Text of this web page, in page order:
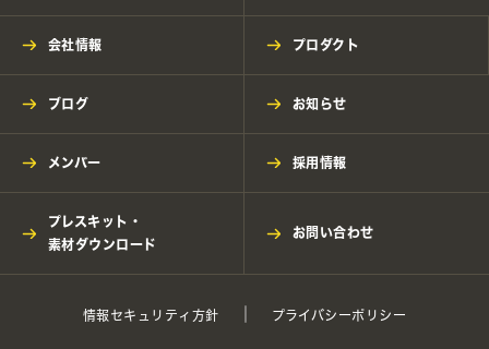
会社情報 プロダクト
ブログ お知らせ
メンバー 採用情報
プレスキット・
素材ダウンロード
お問い合わせ
情報セキュリティ方針 プライバシーポリシー